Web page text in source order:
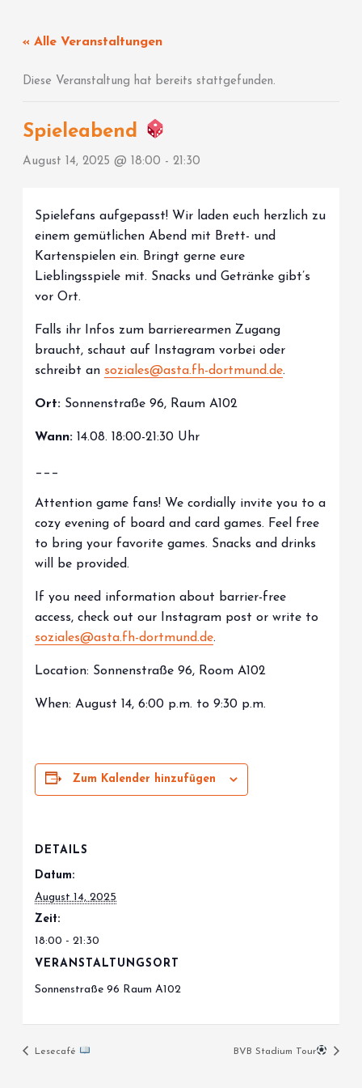
springen« Alle Veranstaltungen
Diese Veranstaltung hat bereits stattgefunden.
Spieleabend
August 14, 2025 @ 18:00 -21:30
Spielefans aufgepasst! Wir laden euch herzlich zu
einem gemütlichen Abend mit Brett- und
Kartenspielen ein. Bringt gerne eure
Lieblingsspiele mit. Snacks und Getränke gibt’s
vor Ort.
Falls ihr Infos zum barrierearmen Zugang
braucht, schaut auf Instagram vorbei oder
schreibt an soziales@asta.fh-dortmund.de.
Ort: Sonnenstraße 96, Raum A102
Wann: 14.08. 18:00-21:30 Uhr
___
Attention game fans! We cordially invite you to a
cozy evening of board and card games. Feel free
to bring your favorite games. Snacks and drinks
will be provided.
If you need information about barrier-free
access, check out our Instagram post or write to
soziales@asta.fh-dortmund.de.
Location: Sonnenstraße 96, Room A102
When: August 14, 6:00 p.m. to 9:30 p.m.
Zum Kalender hinzufügen
DETAILS
Datum:
August 14, 2025
Zeit:
18:00 - 21:30
VERANSTALTUNGSORT
Sonnenstraße 96 Raum A102
Lesecafé BVB Stadium Tour